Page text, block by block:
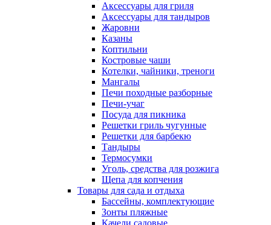
Аксессуары для гриля
Аксессуары для тандыров
Жаровни
Казаны
Коптильни
Костровые чаши
Котелки, чайники, треноги
Мангалы
Печи походные разборные
Печи-учаг
Посуда для пикника
Решетки гриль чугунные
Решетки для барбекю
Тандыры
Термосумки
Уголь, средства для розжига
Щепа для копчения
Товары для сада и отдыха
Бассейны, комплектующие
Зонты пляжные
Качели садовые